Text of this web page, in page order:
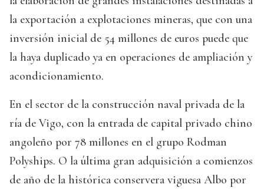
la exportación a explotaciones mineras, que con una
inversión inicial de 54 millones de euros puede que
la haya duplicado ya en operaciones de ampliación y
acondicionamiento.
En el sector de la construcción naval privada de la
ría de Vigo, con la entrada de capital privado chino
angoleño por 78 millones en el grupo Rodman
Polyships. O la última gran adquisición a comienzos
de año de la histórica conservera viguesa Albo por